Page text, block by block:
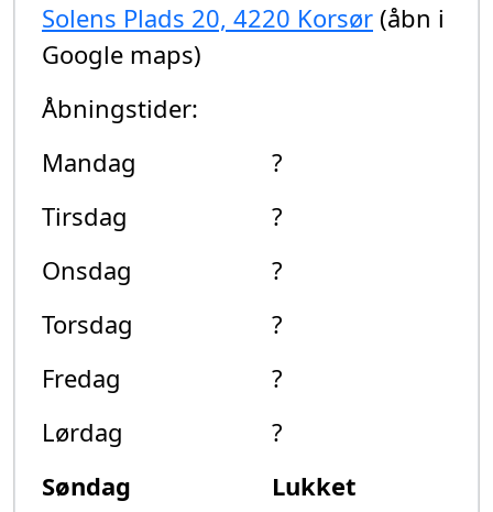
Solens Plads 20, 4220 Korsør (åbn i
Google maps)
Åbningstider:
Mandag
?
Tirsdag
?
Onsdag
?
Torsdag
?
Fredag
?
Lørdag
?
Søndag
Lukket